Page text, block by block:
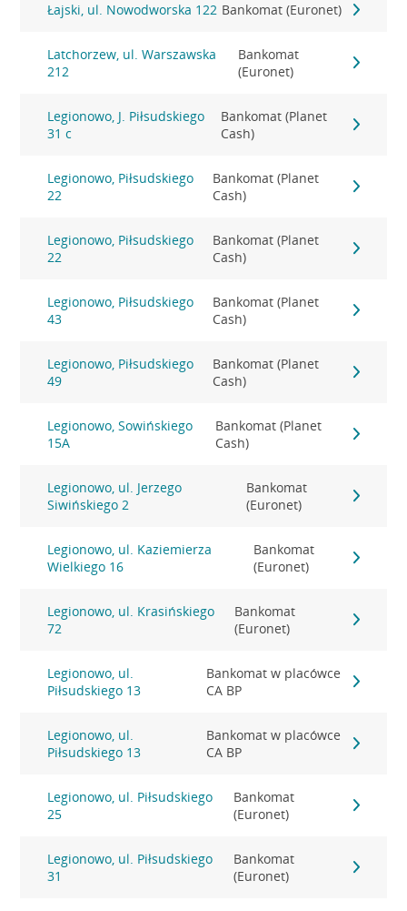
Łajski, ul. Nowodworska 122 Bankomat (Euronet)
Latchorzew, ul. Warszawska
212
Bankomat
(Euronet)
Legionowo, J. Piłsudskiego
31 c
Bankomat (Planet
Cash)
Legionowo, Piłsudskiego
22
Bankomat (Planet
Cash)
Legionowo, Piłsudskiego
22
Bankomat (Planet
Cash)
Legionowo, Piłsudskiego
43
Bankomat (Planet
Cash)
Legionowo, Piłsudskiego
49
Bankomat (Planet
Cash)
Legionowo, Sowińskiego
15A
Bankomat (Planet
Cash)
Legionowo, ul. Jerzego
Siwińskiego 2
Bankomat
(Euronet)
Legionowo, ul. Kaziemierza
Wielkiego 16
Bankomat
(Euronet)
Legionowo, ul. Krasińskiego
72
Bankomat
(Euronet)
Legionowo, ul.
Piłsudskiego 13
Bankomat w placówce
CA BP
Legionowo, ul.
Piłsudskiego 13
Bankomat w placówce
CA BP
Legionowo, ul. Piłsudskiego
25
Bankomat
(Euronet)
Legionowo, ul. Piłsudskiego
31
Bankomat
(Euronet)